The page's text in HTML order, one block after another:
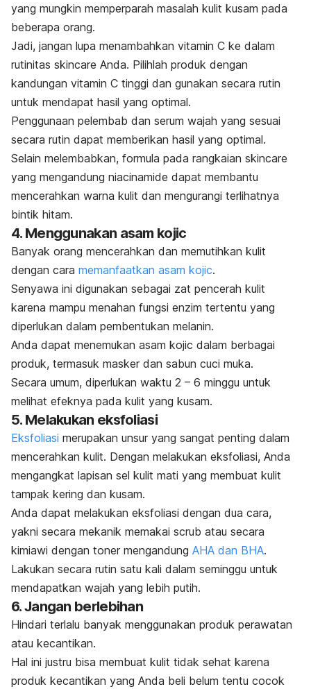
yang mungkin memperparah masalah kulit kusam pada
beberapa orang.
Jadi, jangan lupa menambahkan vitamin C ke dalam
rutinitas skincare Anda. Pilihlah produk dengan
kandungan vitamin C tinggi dan gunakan secara rutin
untuk mendapat hasil yang optimal.
Penggunaan pelembab dan serum wajah yang sesuai
secara rutin dapat memberikan hasil yang optimal.
Selain melembabkan, formula pada rangkaian skincare
yang mengandung niacinamide dapat membantu
mencerahkan warna kulit dan mengurangi terlihatnya
bintik hitam.
4. Menggunakan asam kojic
Banyak orang mencerahkan dan memutihkan kulit
dengan cara memanfaatkan asam kojic.
Senyawa ini digunakan sebagai zat pencerah kulit
karena mampu menahan fungsi enzim tertentu yang
diperlukan dalam pembentukan melanin.
Anda dapat menemukan asam kojic dalam berbagai
produk, termasuk masker dan sabun cuci muka.
Secara umum, diperlukan waktu 2 – 6 minggu untuk
melihat efeknya pada kulit yang kusam.
5. Melakukan eksfoliasi
Eksfoliasi merupakan unsur yang sangat penting dalam
mencerahkan kulit. Dengan melakukan eksfoliasi, Anda
mengangkat lapisan sel kulit mati yang membuat kulit
tampak kering dan kusam.
Anda dapat melakukan eksfoliasi dengan dua cara,
yakni secara mekanik memakai scrub atau secara
kimiawi dengan toner mengandung AHA dan BHA.
Lakukan secara rutin satu kali dalam seminggu untuk
mendapatkan wajah yang lebih putih.
6. Jangan berlebihan
Hindari terlalu banyak menggunakan produk perawatan
atau kecantikan.
Hal ini justru bisa membuat kulit tidak sehat karena
produk kecantikan yang Anda beli belum tentu cocok